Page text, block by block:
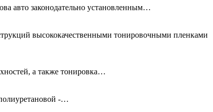
авто законодательно установленным…
высококачественными тонировочными пленками
а также тонировка…
-…